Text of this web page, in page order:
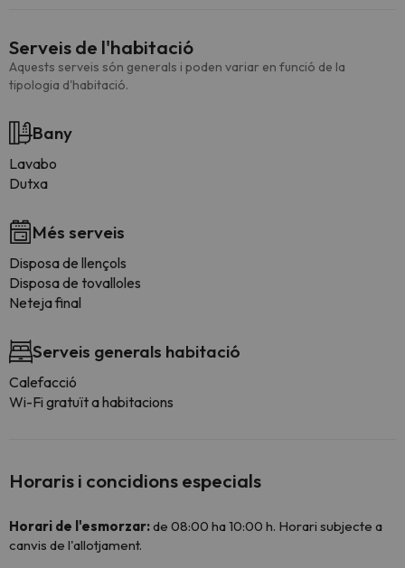
Serveis de l'habitació
Aquests serveis són generals i poden variar en funció de la
tipologia d'habitació.
Bany
Lavabo
Dutxa
Més serveis
Disposa de llençols
Disposa de tovalloles
Neteja final
Serveis generals habitació
Calefacció
Wi-Fi gratuït a habitacions
Horaris i concidions especials
Horari de l'esmorzar:de 08:00 ha 10:00 h. Horari subjecte a
canvis de l'allotjament.